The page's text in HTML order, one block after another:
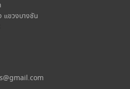
แขวงบางชัน